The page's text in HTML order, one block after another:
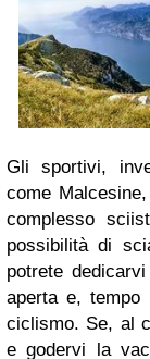
Gli sportivi,
come
complesso
possibilità di
potrete
aperta e, tempo
ciclismo. Se, al
e godervi la